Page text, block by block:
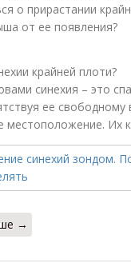
о прирастании
от ее появления?
крайней плоти?
синехия – это
ее
местоположение. Их
→